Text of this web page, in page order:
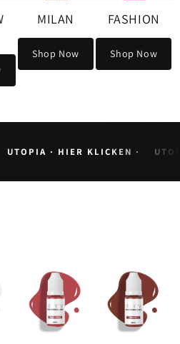
FASHION
Shop Now
UTOPIA · HIER KLICKEN ·